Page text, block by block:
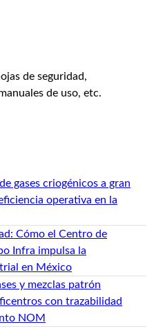
de seguridad,
de uso, etc.
gases criogénicos a gran
operativa en la
Cómo el Centro de
Infra impulsa la
en México
y mezclas patrón
con trazabilidad
NOM